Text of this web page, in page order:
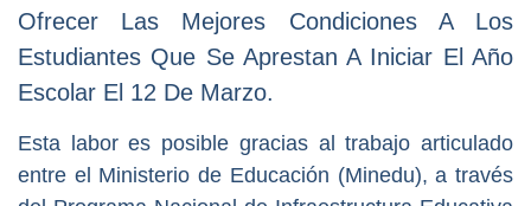
Ofrecer Las Mejores Condiciones A Los
Estudiantes Que Se Aprestan A Iniciar El Año
Escolar El 12 De Marzo.
Esta labor es posible gracias al trabajo articulado
entre el Ministerio de Educación (Minedu), a través